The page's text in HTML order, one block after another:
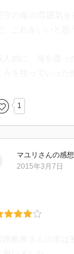
1
マユリ さんの感想
2015年3月7日